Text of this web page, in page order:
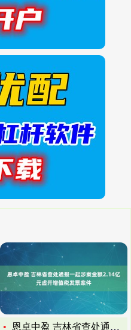
恩卓中盈 吉林省查处通报一起涉案金额2.14亿元虚开增值税发